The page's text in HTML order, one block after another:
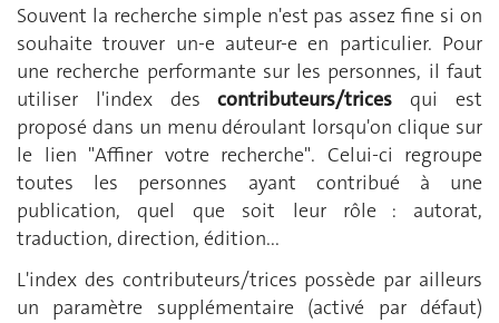
Souvent la recherche simple n'est pas assez fine si on
souhaite trouver un-e auteur-e en particulier. Pour
une recherche performante sur les personnes, il faut
utiliser l'index descontributeurs/trices qui est
proposé dans un menu déroulant lorsqu'on clique sur
le lien "Affiner votre recherche". Celui-ci regroupe
toutes les personnes ayant contribué à une
publication, quel que soit leur rôle : autorat,
traduction, direction, édition...
L'index des contributeurs/trices possède par ailleurs
un paramètre supplémentaire (activé par défaut)